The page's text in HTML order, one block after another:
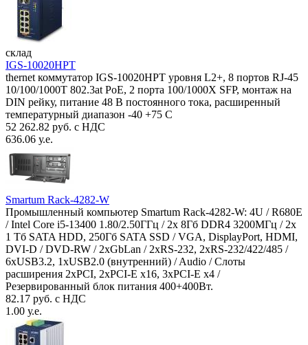
склад
IGS-10020HPT
thernet коммутатор IGS-10020HPT уровня L2+, 8 портов RJ-45
10/100/1000T 802.3at PoE, 2 порта 100/1000X SFP, монтаж на
DIN рейку, питание 48 В постоянного тока, расширенный
температурный диапазон -40 +75 С
52 262.82 руб. с НДС
636.06 у.е.
Smartum Rack-4282-W
Промышленный компьютер Smartum Rack-4282-W: 4U / R680E
/ Intel Core i5-13400 1.80/2.50ГГц / 2x 8Гб DDR4 3200МГц / 2x
1 Тб SATA HDD, 250Гб SATA SSD / VGA, DisplayPort, HDMI,
DVI-D / DVD-RW / 2xGbLan / 2xRS-232, 2xRS-232/422/485 /
6xUSB3.2, 1xUSB2.0 (внутренний) / Audio / Слоты
расширения 2xPCI, 2xPCI-E x16, 3xPCI-E x4 /
Резервированный блок питания 400+400Вт.
82.17 руб. с НДС
1.00 у.е.